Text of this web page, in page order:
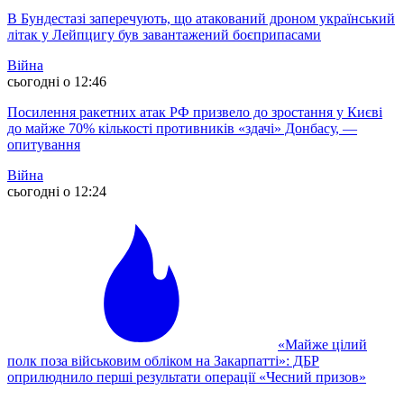
В Бундестазі заперечують, що атакований дроном український
літак у Лейпцигу був завантажений боєприпасами
Війна
сьогодні о 12:46
Посилення ракетних атак РФ призвело до зростання у Києві
до майже 70% кількості противників «здачі» Донбасу, —
опитування
Війна
сьогодні о 12:24
«Майже цілий
полк поза військовим обліком на Закарпатті»: ДБР
оприлюднило перші результати операції «Чесний призов»